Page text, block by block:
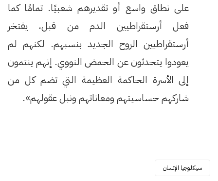
على نطاق واسع أو تقديرهم شعبيًا. تمامًا كما
فعل أرستقراطيين الدم من قبل، يفتخر
أرستقراطيين الروح الجديد بنسبهم. لكنهم لم
يعودوا يتحدثون عن الحمض النووي. إنهم ينتمون
إلى الأسرة الحاكمة العظيمة التي تضم كل من
شاركهم حساسيتهم ومعاناتهم ونبل عقولهم».
سيكلوجيا الإنسان